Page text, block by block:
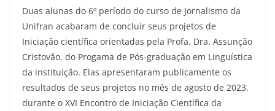
Duas alunas do 6º período do curso de Jornalismo da
Unifran acabaram de concluir seus projetos de
Iniciação científica orientadas pela Profa. Dra. Assunção
Cristovão, do Progama de Pós-graduação em Linguística
da instituição. Elas apresentaram publicamente os
resultados de seus projetos no mês de agosto de 2023,
durante o XVI Encontro de Iniciação Científica da